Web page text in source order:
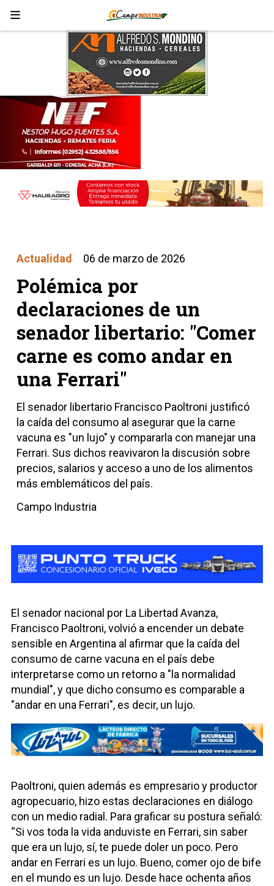
Polémica por
declaraciones de un
senador libertario: "Comer
carne es como andar en
una Ferrari"
El senador libertario Francisco Paoltroni justificó
la caída del consumo al asegurar que la carne
vacuna es "un lujo" y compararla con manejar una
Ferrari. Sus dichos reavivaron la discusión sobre
precios, salarios y acceso a uno de los alimentos
más emblemáticos del país.
Actualidad 06 de marzo de 2026
Campo Industria
El senador nacional por La Libertad Avanza,
Francisco Paoltroni, volvió a encender un debate
sensible en Argentina al afirmar que la caída del
consumo de carne vacuna en el país debe
interpretarse como un retorno a "la normalidad
mundial", y que dicho consumo es comparable a
"andar en una Ferrari", es decir, un lujo.
Paoltroni, quien además es empresario y productor
agropecuario, hizo estas declaraciones en diálogo
con un medio radial. Para graficar su postura señaló:
“Si vos toda la vida anduviste en Ferrari, sin saber
que era un lujo, sí, te puede doler un poco. Pero
andar en Ferrari es un lujo. Bueno, comer ojo de bife
en el mundo es un lujo. Desde hace ochenta años